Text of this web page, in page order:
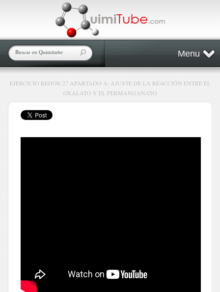
Menu
EJERCICIO REDOX 27 APARTADO A: AJUSTE DE LA REACCIÓN ENTRE EL
OXALATO Y EL PERMANGANATO